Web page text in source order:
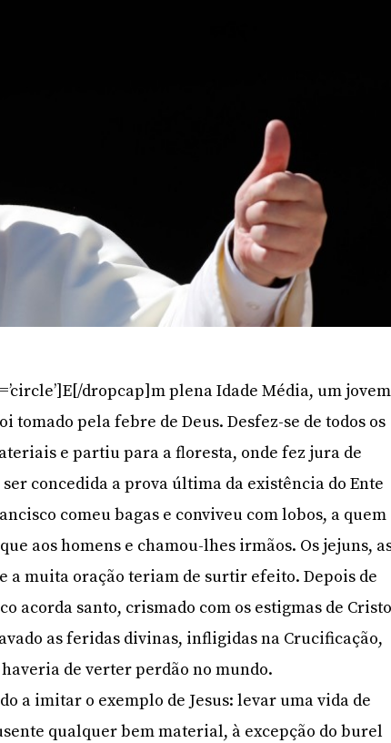
dropcap]m plena Idade Média, um jovem
tomado pela febre de Deus. Desfez-se de todos os
e partiu para a floresta, onde fez jura de
concedida a prova última da existência do Ente
comeu bagas e conviveu com lobos, a quem
aos homens e chamou-lhes irmãos. Os jejuns,
a muita oração teriam de surtir efeito. Depois de
acorda santo, crismado com os estigmas de
as feridas divinas, infligidas na Crucificação,
de verter perdão no mundo.
a imitar o exemplo de Jesus: levar uma vida de
qualquer bem material, à excepção do burel